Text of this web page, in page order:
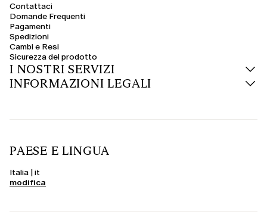
Contattaci
Domande Frequenti
Pagamenti
Spedizioni
Cambi e Resi
Sicurezza del prodotto
I NOSTRI SERVIZI
INFORMAZIONI LEGALI
PAESE E LINGUA
Italia | it
modifica